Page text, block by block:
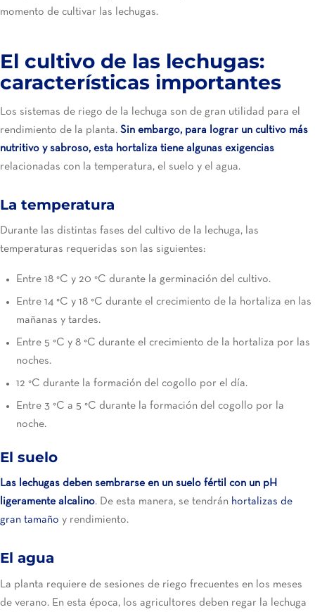
momento de cultivar las lechugas.
El cultivo de las lechugas:
características importantes
Los sistemas de riego de la lechuga son de gran utilidad para el
rendimiento de la planta. Sin embargo, para lograr un cultivo más
nutritivo y sabroso, esta hortaliza tiene algunas exigencias
relacionadas con la temperatura, el suelo y el agua.
La temperatura
Durante las distintas fases del cultivo de la lechuga, las
temperaturas requeridas son las siguientes:
Entre 18 °C y 20 °C durante la germinación del cultivo.
Entre 14 °C y 18 °C durante el crecimiento de la hortaliza en las
mañanas y tardes.
Entre 5 °C y 8 °C durante el crecimiento de la hortaliza por las
noches.
12 °C durante la formación del cogollo por el día.
Entre 3 °C a 5 °C durante la formación del cogollo por la
noche.
El suelo
Las lechugas deben sembrarse en un suelo fértil con un pH
ligeramente alcalino. De esta manera, se tendrán hortalizas de
gran tamaño y rendimiento.
El agua
La planta requiere de sesiones de riego frecuentes en los meses
de verano. En esta época, los agricultores deben regar la lechuga